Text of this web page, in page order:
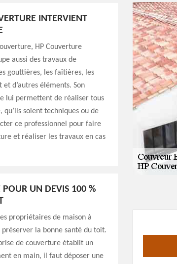
INTERVIENT
HP Couverture
aussi des travaux de
gouttières, les faîtières, les
d’autres éléments. Son
lui permettent de réaliser tous
qu’ils soient techniques ou de
ce professionnel pour faire
et réaliser les travaux en cas
POUR UN DEVIS 100 %
propriétaires de maison à
la bonne santé du toit.
de couverture établit un
en main, il faut déposer une